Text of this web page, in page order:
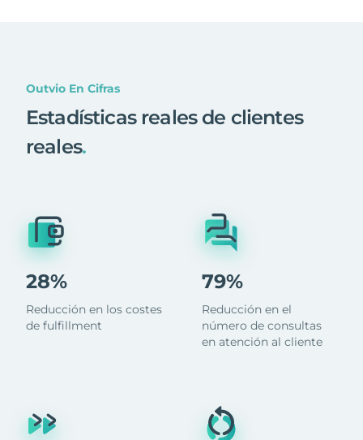
Outvio En Cifras
Estadísticas reales de clientes
reales.
28%
Reducción en los costes
de fulfillment
79%
Reducción en el
número de consultas
en atención al cliente